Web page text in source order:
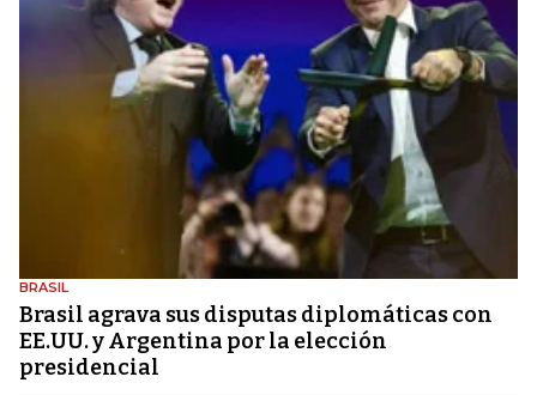
BRASIL
Brasil agrava sus disputas diplomáticas con
EE.UU. y Argentina por la elección
presidencial